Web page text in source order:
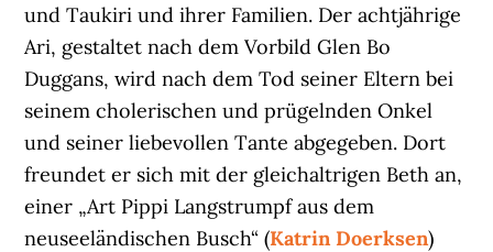
und Taukiri und ihrer Familien. Der achtjährige
Ari, gestaltet nach dem Vorbild Glen Bo
Duggans, wird nach dem Tod seiner Eltern bei
seinem cholerischen und prügelnden Onkel
und seiner liebevollen Tante abgegeben. Dort
freundet er sich mit der gleichaltrigen Beth an,
einer „Art Pippi Langstrumpf aus dem
neuseeländischen Busch“ (Katrin Doerksen)